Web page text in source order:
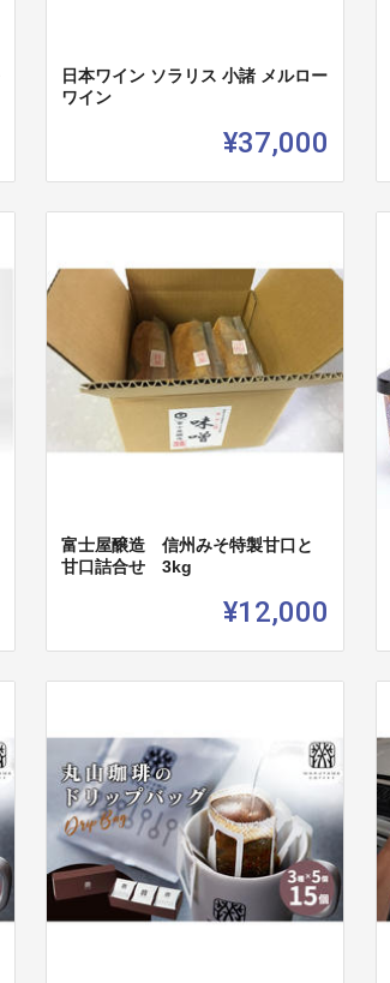
日本ワイン ソラリス 小諸 メルロー
ワイン
¥37,000
富士屋醸造 信州みそ特製甘口と
甘口詰合せ 3kg
¥12,000